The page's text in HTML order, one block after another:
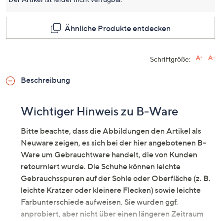
Link
Seite.
Ähnliche Produkte entdecken
Schriftgröße:
Beschreibung
Wichtiger Hinweis zu B-Ware
Bitte beachte, dass die Abbildungen den Artikel als
Neuware zeigen, es sich bei der hier angebotenen B-
Ware um Gebrauchtware handelt, die von Kunden
retourniert wurde. Die Schuhe können leichte
Gebrauchsspuren auf der Sohle oder Oberfläche (z. B.
leichte Kratzer oder kleinere Flecken) sowie leichte
Farbunterschiede aufweisen. Sie wurden ggf.
anprobiert, aber nicht über einen längeren Zeitraum